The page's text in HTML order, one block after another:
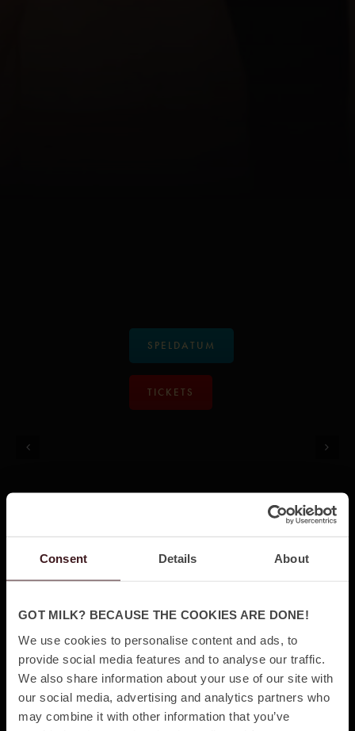
Consent Details About
GOT MILK? BECAUSE THE COOKIES ARE DONE!
We use cookies to personalise content and ads, to
provide social media features and to analyse our traffic.
We also share information about your use of our site with
our social media, advertising and analytics partners who
may combine it with other information that you’ve
SPELDATUM
TICKETS
12 April, 2024
Drama, Musik &
Biografi
Back to Black är djupdykning i Amy Winehouses